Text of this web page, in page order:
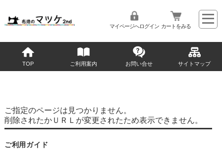
マイページへログイン カートをみる
TOP ご利用案内 お問い合せ サイトマップ
ご指定のページは見つかりません。
削除されたかＵＲＬが変更されたため表示できません。
ご利用ガイド